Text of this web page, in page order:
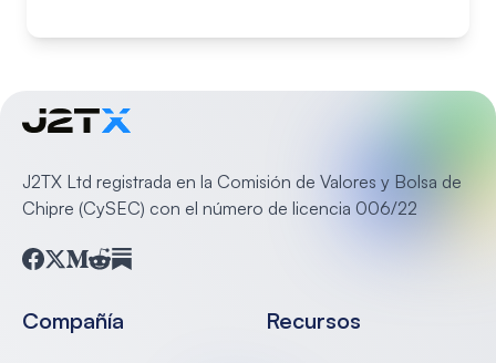
J2TX Ltd registrada en la Comisión de Valores y Bolsa de
Chipre (CySEC) con el número de licencia 006/22
Compañía Recursos